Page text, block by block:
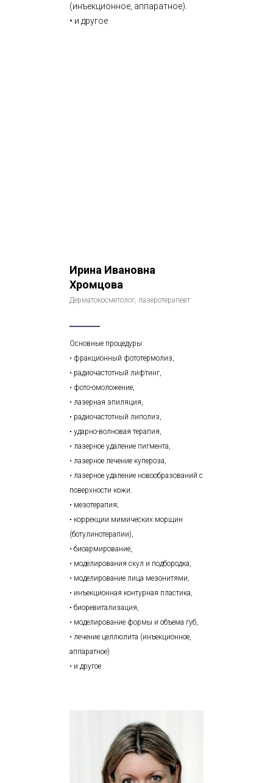
(инъекционное, аппаратное).
• и другое
Ирина Ивановна
Хромцова
Дерматокосметолог, лазеротерапевт
Основные процедуры:
• фракционный фототермолиз,
• радиочастотный лифтинг,
• фото-омоложение,
• лазерная эпиляция,
• радиочастотный липолиз,
• ударно-волновая терапия,
• лазерное удаление пигмента,
• лазерное лечение купероза,
• лазерное удаление новообразований с
поверхности кожи.
• мезотерапия;
• коррекции мимических морщин
(ботулинотерапии),
• биоармирование,
• моделирования скул и подбородка,
• моделирование лица мезонитями,
• инъекционная контурная пластика,
• биоревитализация,
• моделирование формы и объема губ,
• лечение целлюлита (инъекционное,
аппаратное)
• и другое